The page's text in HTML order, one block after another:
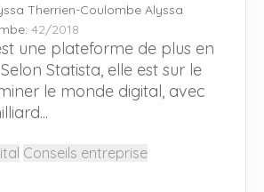
Alyssa
: 42/2018
une plateforme de plus en
Statista, elle est sur le
le monde digital, avec
Conseils entreprise